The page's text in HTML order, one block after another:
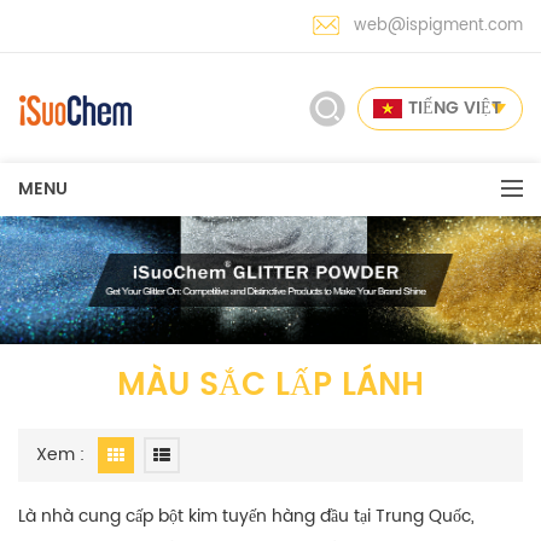
web@ispigment.com
TIẾNG VIỆT
MENU
MÀU SẮC LẤP LÁNH
Xem :
Là nhà cung cấp bột kim tuyến hàng đầu tại Trung Quốc,